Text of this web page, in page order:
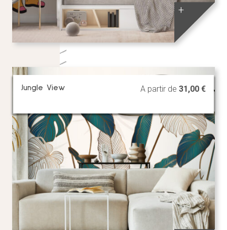
+
Jungle View A partir de 31,00 €